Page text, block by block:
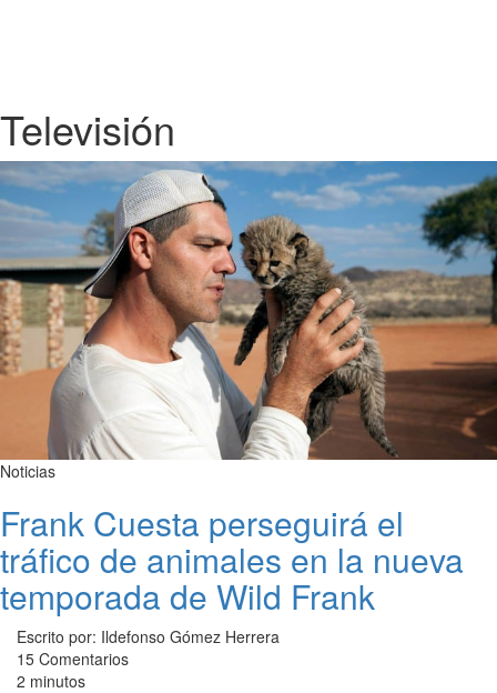
Televisión
Noticias
Frank Cuesta perseguirá el
tráfico de animales en la nueva
temporada de Wild Frank
Escrito por: Ildefonso Gómez Herrera
15 Comentarios
2 minutos